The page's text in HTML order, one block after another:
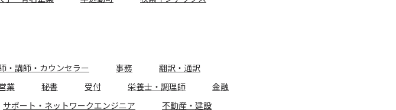
・講師・カウンセラー 事務
翻訳・通訳
業 秘書 受付 栄養士・調理師
金融
サポート・ネットワークエンジニア
不動産・建設